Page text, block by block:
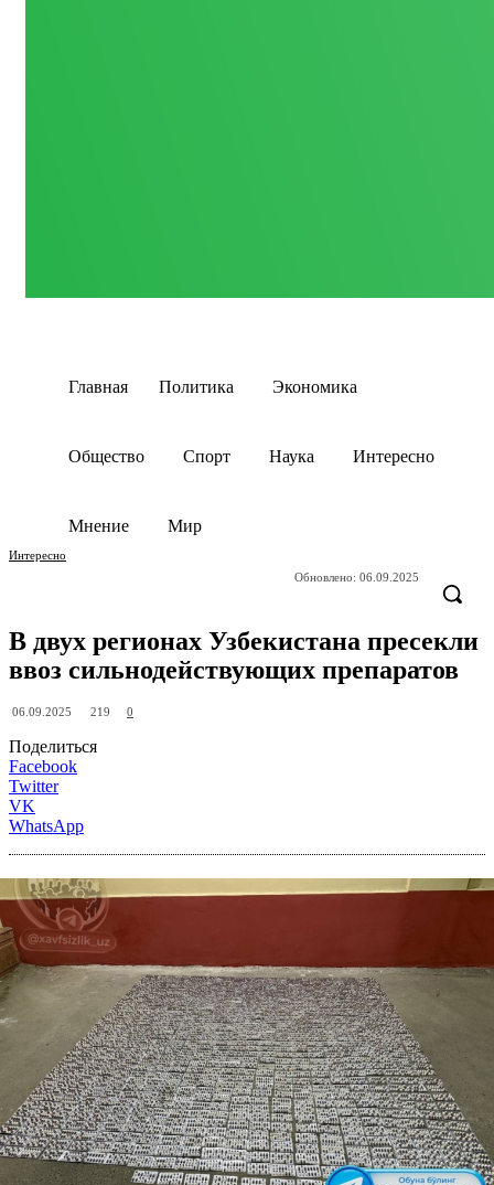
Главная Политика Экономика
Общество Спорт Наука Интересно
Мнение Мир
Интересно
Обновлено: 06.09.2025
В двух регионах Узбекистана пресекли
ввоз сильнодействующих препаратов
06.09.2025 219 0
Поделиться
Facebook
Twitter
VK
WhatsApp